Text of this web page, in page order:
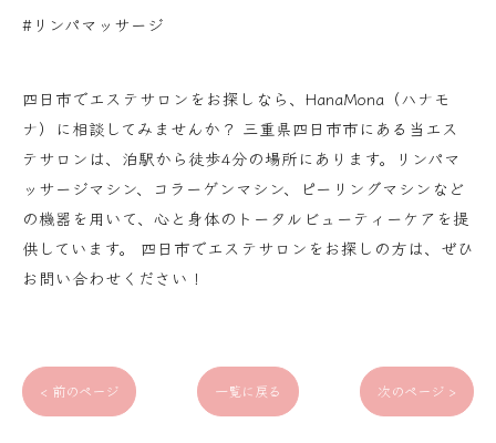
#リンパマッサージ
四日市でエステサロンをお探しなら、HanaMona（ハナモ
ナ）に相談してみませんか？ 三重県四日市市にある当エス
テサロンは、泊駅から徒歩4分の場所にあります。リンパマ
ッサージマシン、コラーゲンマシン、ピーリングマシンなど
の機器を用いて、心と身体のトータルビューティーケアを提
供しています。 四日市でエステサロンをお探しの方は、ぜひ
お問い合わせください！
< 前のページ 一覧に戻る 次のページ >